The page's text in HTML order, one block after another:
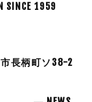
SINCE 1959
長柄町ソ38-2